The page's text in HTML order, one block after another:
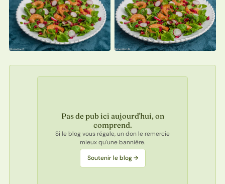
Pas de pub ici aujourd'hui, on
comprend.
Si le blog vous régale, un don le remercie
mieux qu'une bannière.
Soutenir le blog →